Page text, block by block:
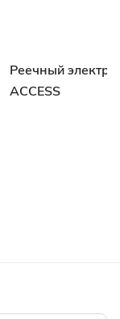
Реечный
ACCESS